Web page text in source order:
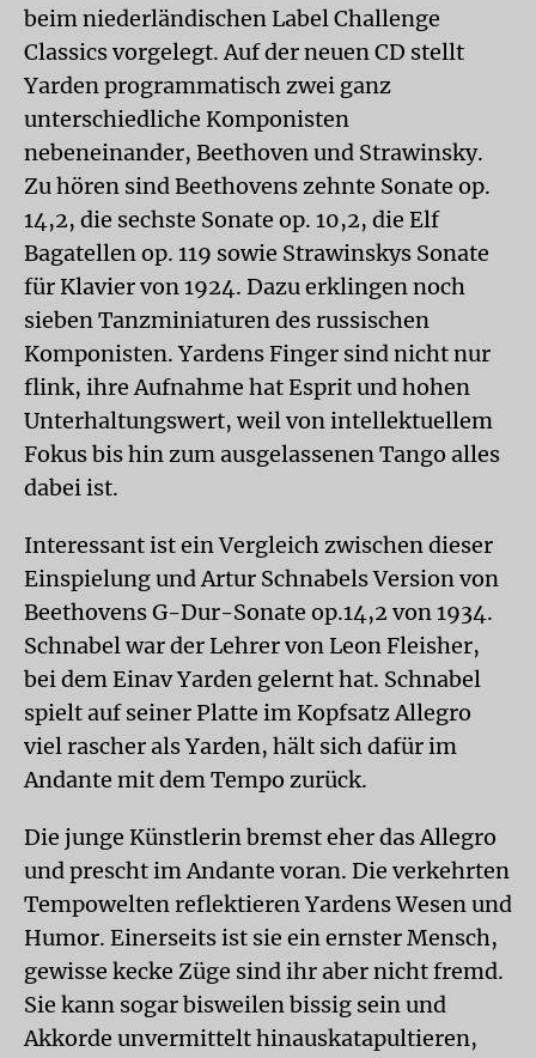
beim niederländischen Label Challenge
Classics vorgelegt. Auf der neuen CD stellt
Yarden programmatisch zwei ganz
unterschiedliche Komponisten
nebeneinander, Beethoven und Strawinsky.
Zu hören sind Beethovens zehnte Sonate op.
14,2, die sechste Sonate op. 10,2, die Elf
Bagatellen op. 119 sowie Strawinskys Sonate
für Klavier von 1924. Dazu erklingen noch
sieben Tanzminiaturen des russischen
Komponisten. Yardens Finger sind nicht nur
flink, ihre Aufnahme hat Esprit und hohen
Unterhaltungswert, weil von intellektuellem
Fokus bis hin zum ausgelassenen Tango alles
dabei ist.
Interessant ist ein Vergleich zwischen dieser
Einspielung und Artur Schnabels Version von
Beethovens G-Dur-Sonate op.14,2 von 1934.
Schnabel war der Lehrer von Leon Fleisher,
bei dem Einav Yarden gelernt hat. Schnabel
spielt auf seiner Platte im Kopfsatz Allegro
viel rascher als Yarden, hält sich dafür im
Andante mit dem Tempo zurück.
Die junge Künstlerin bremst eher das Allegro
und prescht im Andante voran. Die verkehrten
Tempowelten reflektieren Yardens Wesen und
Humor. Einerseits ist sie ein ernster Mensch,
gewisse kecke Züge sind ihr aber nicht fremd.
Sie kann sogar bisweilen bissig sein und
Akkorde unvermittelt hinauskatapultieren,